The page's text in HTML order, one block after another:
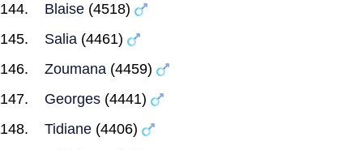
Blaise (4518)
Salia (4461)
Zoumana (4459)
Georges (4441)
Tidiane (4406)